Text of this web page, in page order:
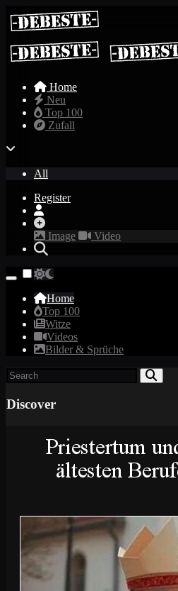
Home
Neu
Top 100
Zufall
All
Register
Image Video
Home
Top 100
Witze
Videos
Bilder & Sprüche
Discover